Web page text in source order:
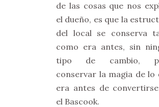
de las cosas que nos
el dueño, es que la
del local se conserva
como era antes, sin
tipo de cambio,
conservar la magia de lo
era antes de
el Bascook.